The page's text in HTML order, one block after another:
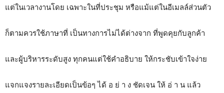
แต่ในเวลางานโดย เฉพาะในที่ประชุม หรือแม้แต่ในอีเมลล์ส่วนตัว
ก็ตามควรใช้ภาษาที่ เป็นทางการไม่ได้ต่างจาก ที่พูดคุยกับลูกค้า
และผู้บริหารระดับสูง ทุกคนแต่ใช้คำอธิบาย ให้กระชับเข้าใจง่าย
แจกแจงรายละเอียดเป็นข้อๆ ได้ อ ย่ า ง ชัดเจน ให้ อ่ า น แล้ว